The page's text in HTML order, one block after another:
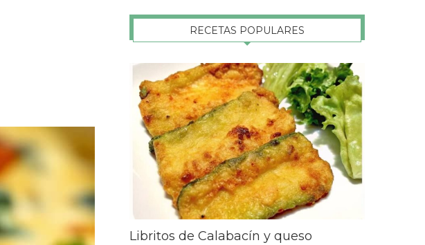
RECETAS POPULARES
Libritos de Calabacín y queso